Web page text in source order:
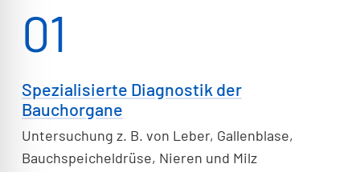
01
Spezialisierte Diagnostik der
Bauchorgane
Untersuchung z. B. von Leber, Gallenblase,
Bauchspeicheldrüse, Nieren und Milz